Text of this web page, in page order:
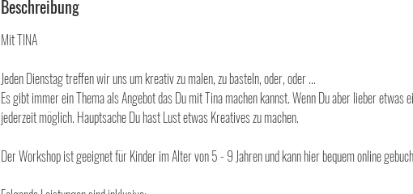
Beschreibung
Mit TINA
Jeden Dienstag treffen wir uns um kreativ zu malen, zu basteln, oder, oder ...
Es gibt immer ein Thema als Angebot das Du mit Tina machen kannst. Wenn Du aber lieber etwas
jederzeit möglich. Hauptsache Du hast Lust etwas Kreatives zu machen.
Der Workshop ist geeignet für Kinder im Alter von 5 - 9 Jahren und kann hier bequem online